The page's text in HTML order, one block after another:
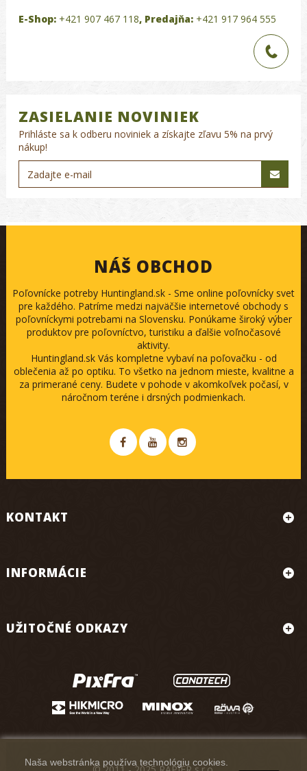
E-Shop: +421 907 467 118, Predajňa: +421 917 964 555
ZASIELANIE NOVINIEK
Prihláste sa k odberu noviniek a získajte zľavu 5% na prvý
nákup!
NÁŠ OBCHOD
Poľovnícke potreby Huntingland.sk - Sme online poľovnícky svet
pre každého. Patríme medzi najväčšie internetové obchody s
poľovníckymi potrebami na Slovensku. Ponúkame široký výber
produktov pre poľovníctvo, turistiku a ďalšie voľnočasové
aktivity.
Huntingland.sk Vás kompletne vybaví na poľovačku - od
oblečenia až po optiku. To všetko na jednom mieste, kvalitne a
za primerané ceny. Budete v pohode v akomkoľvek počasí, v
náročnom teréne i drsných podmienkach.
KONTAKT
INFORMÁCIE
UŽITOČNÉ ODKAZY
Naša webstránka používa technológiu cookies.